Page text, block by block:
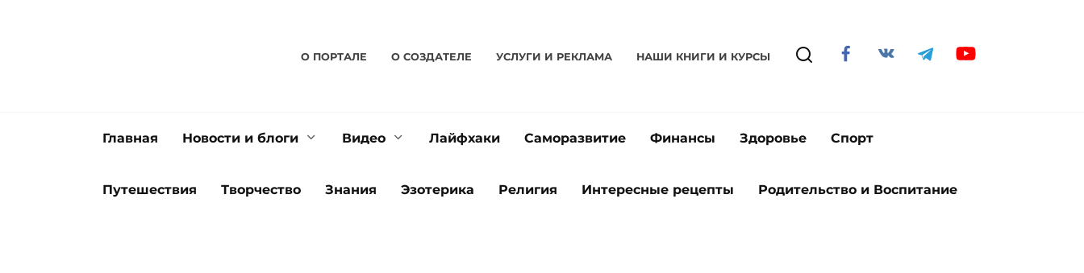
О ПОРТАЛЕ О CОЗДАТЕЛЕ УСЛУГИ И РЕКЛАМА НАШИ КНИГИ И КУРСЫ
Главная Новости и блоги Видео Лайфхаки Саморазвитие Финансы Здоровье Спорт
Путешествия Творчество Знания Эзотерика Религия Интересные рецепты Родительство и Воспитание